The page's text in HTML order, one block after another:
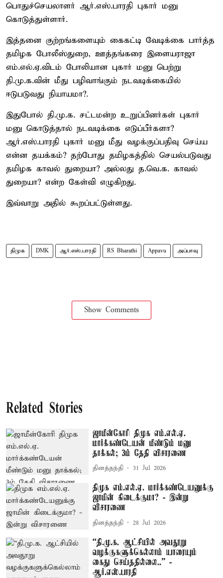
பொதுச்செயலாளர் ஆர்.எஸ்.பாரதி புகார் மனு
கொடுத்துள்ளார்.
இத்தனை குற்றங்களையும் கைகட்டி வேடிக்கை பார்த்த
தமிழக போலீஸ்துறை, ஊத்தங்கரை இளையராஜா
எம்.எல்.ஏ.விடம் போலியான புகார் மனு பெற்று
தி.மு.க.வின் மீது பழிவாங்கும் நடவடிக்கையில்
ஈடுபடுவது நியாயமா?.
இதுபோல் தி.மு.க. சட்டமன்ற உறுப்பினர்கள் புகார்
மனு கொடுத்தால் நடவடிக்கை எடுப்பீர்களா?
ஆர்.எஸ்.பாரதி புகார் மனு மீது வழக்குப்பதிவு செய்ய
என்ன தயக்கம்? தற்போது தமிழகத்தில் செயல்படுவது
தமிழக காவல் துறையா? அல்லது த.வெ.க. காவல்
துறையா? என்ற கேள்வி எழுகிறது.
இவ்வாறு அதில் கூறப்பட்டுள்ளது.
திமுக DMK ஆர்.எஸ்.பாரதி RS Bharathi Appavu அப்பாவு
Show Comments
Related Stories
ஜாமீன்கோரி திமுக எம்.எல்.ஏ.
மார்க்கண்டேயன் மீண்டும் மனு
தாக்கல்; 3ம் தேதி விசாரணை
தினத்தந்தி 31 Jul 2026
திமுக எம்.எல்.ஏ. மார்க்கண்டேயனுக்கு
ஜாமின் கிடைக்குமா? - இன்று
விசாரணை
தினத்தந்தி 28 Jul 2026
“தி.மு.க. ஆட்சியில் அவதூறு
வழக்குகளுக்கெல்லாம் யாரையும்
கைது செய்ததில்லை..” -
ஆர்.எஸ்.பாரதி